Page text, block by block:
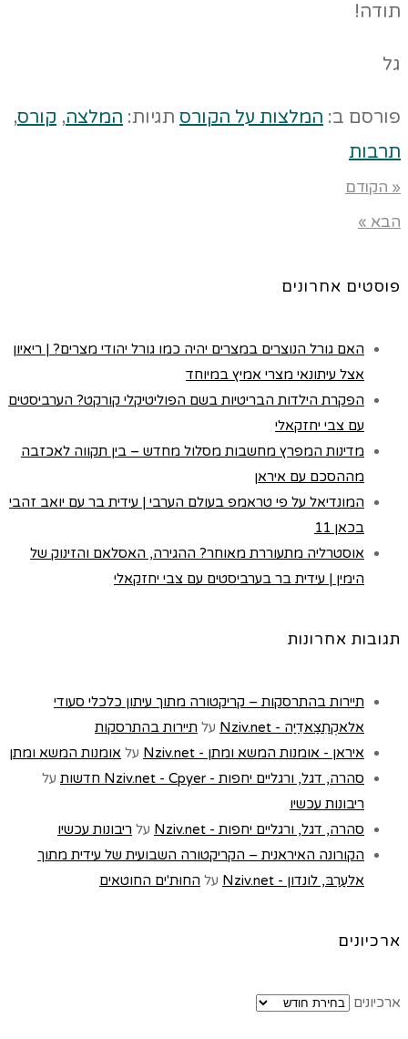
תודה!
גל
פורסם ב: המלצות על הקורס תגיות: המלצה, קורס,
תרבות
« הקודם
הבא »
פוסטים אחרונים
האם גורל הנוצרים במצרים יהיה כמו גורל יהודי מצרים? | ריאיון
אצל עיתונאי מצרי אמיץ במיוחד
הפקרת הילדות הבריטיות בשם הפוליטיקלי קורקט? הערביסטים
עם צבי יחזקאלי
מדינות המפרץ מחשבות מסלול מחדש – בין תקווה לאכזבה
מההסכם עם איראן
המונדיאל על פי טראמפ בעולם הערבי | עידית בר עם יואב זהבי
בכאן 11
אוסטרליה מתעוררת מאוחר? ההגירה, האסלאם והזינוק של
הימין | עידית בר בערביסטים עם צבי יחזקאלי
תגובות אחרונות
תיירות בהתרסקות – קריקטורה מתוך עיתון כלכלי סעודי
אלאקְתִצַאדִיַה - Nziv.net
על תיירות בהתרסקות
איראן - אומנות המשא ומתן - Nziv.net
על אומנות המשא ומתן
סהרה, דגל, ורגליים יחפות - Nziv.net - Cpyer חדשות
על
ריבונות עכשיו
סהרה, דגל, ורגליים יחפות - Nziv.net
על ריבונות עכשיו
הקורונה האיראנית – הקריקטורה השבועית של עידית מתוך
אלעַרַבּ, לונדון - Nziv.net
על החוּת'ים החוטאים
ארכיונים
ארכיונים